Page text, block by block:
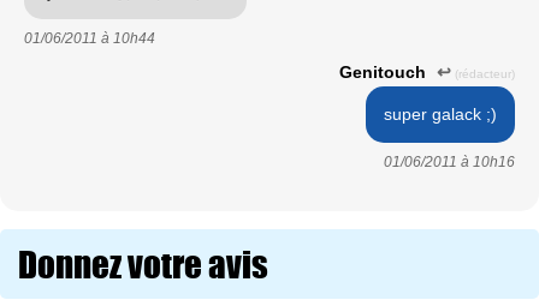
01/06/2011 à 10h44
Genitouch ↩ (rédacteur)
super galack ;)
01/06/2011 à 10h16
Donnez votre avis